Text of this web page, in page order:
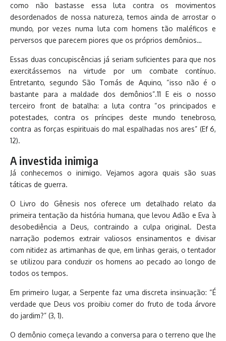
como não bastasse essa luta contra os movimentos
desordenados de nossa natureza, temos ainda de arrostar o
mundo, por vezes numa luta com homens tão maléficos e
perversos que parecem piores que os próprios demônios…
Essas duas concupiscências já seriam suficientes para que nos
exercitássemos na virtude por um combate contínuo.
Entretanto, segundo São Tomás de Aquino, “isso não é o
bastante para a maldade dos demônios”.11 E eis o nosso
terceiro front de batalha: a luta contra “os principados e
potestades, contra os príncipes deste mundo tenebroso,
contra as forças espirituais do mal espalhadas nos ares” (Ef 6,
12).
A investida inimiga
Já conhecemos o inimigo. Vejamos agora quais são suas
táticas de guerra.
O Livro do Gênesis nos oferece um detalhado relato da
primeira tentação da história humana, que levou Adão e Eva à
desobediência a Deus, contraindo a culpa original. Desta
narração podemos extrair valiosos ensinamentos e divisar
com nitidez as artimanhas de que, em linhas gerais, o tentador
se utilizou para conduzir os homens ao pecado ao longo de
todos os tempos.
Em primeiro lugar, a Serpente faz uma discreta insinuação: “É
verdade que Deus vos proibiu comer do fruto de toda árvore
do jardim?” (3, 1).
O demônio começa levando a conversa para o terreno que lhe